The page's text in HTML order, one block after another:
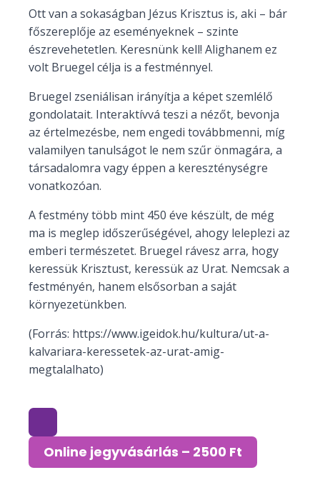
Ott van a sokaságban Jézus Krisztus is, aki – bár
főszereplője az eseményeknek – szinte
észrevehetetlen. Keresnünk kell! Alighanem ez
volt Bruegel célja is a festménnyel.
Bruegel zseniálisan irányítja a képet szemlélő
gondolatait. Interaktívvá teszi a nézőt, bevonja
az értelmezésbe, nem engedi továbbmenni, míg
valamilyen tanulságot le nem szűr önmagára, a
társadalomra vagy éppen a kereszténységre
vonatkozóan.
A festmény több mint 450 éve készült, de még
ma is meglep időszerűségével, ahogy leleplezi az
emberi természetet. Bruegel rávesz arra, hogy
keressük Krisztust, keressük az Urat. Nemcsak a
festményén, hanem elsősorban a saját
környezetünkben.
(Forrás: https://www.igeidok.hu/kultura/ut-a-
kalvariara-keressetek-az-urat-amig-
megtalalhato)
Online jegyvásárlás – 2500 Ft